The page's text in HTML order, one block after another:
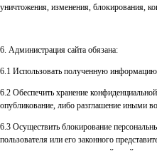
уничтожения, изменения, блокирования,
6. Администрация сайта обязана:
6.1 Использовать полученную
6.2 Обеспечить хранение
опубликование, либо разглашение иными
6.3 Осуществить блокирование
пользователя или его законного